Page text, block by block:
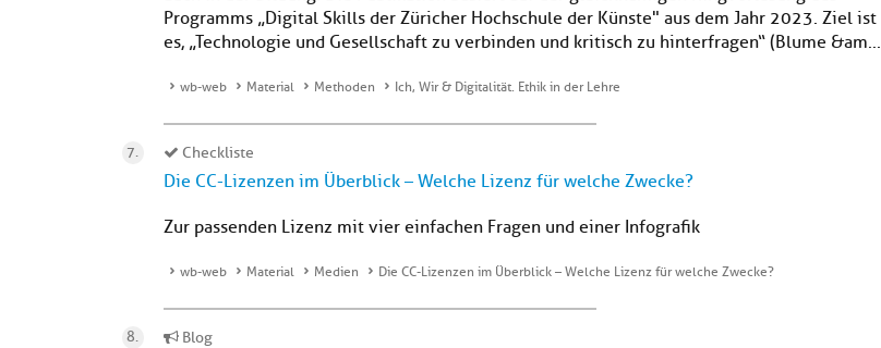
Programms „Digital Skills der Züricher Hochschule der Künste" aus dem Jahr 2023. Ziel ist
es, „Technologie und Gesellschaft zu verbinden und kritisch zu hinterfragen“ (Blume &am...
wb-web Material Methoden Ich, Wir & Digitalität. Ethik in der Lehre
Checkliste
Die CC-Lizenzen im Überblick – Welche Lizenz für welche Zwecke?
Zur passenden Lizenz mit vier einfachen Fragen und einer Infografik
wb-web Material Medien Die CC-Lizenzen im Überblick – Welche Lizenz für welche Zwecke?
Blog